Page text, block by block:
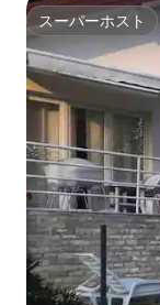
スーパーホスト
スーパーホスト